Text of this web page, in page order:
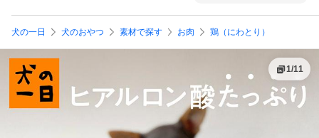
犬の一日 犬のおやつ 素材で探す お肉 鶏（にわとり）
1/11